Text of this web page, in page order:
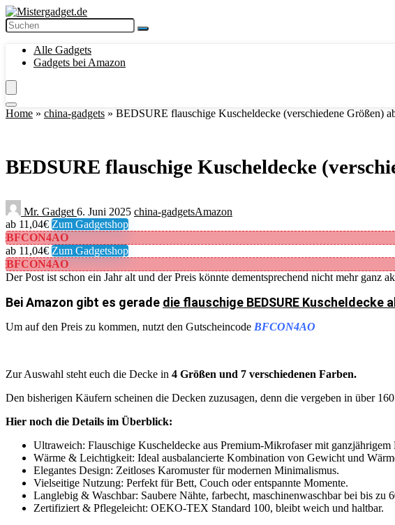
Alle Gadgets
Gadgets bei Amazon
Home » china-gadgets » BEDSURE flauschige Kuscheldecke (verschiedene Größen)
BEDSURE flauschige Kuscheldecke
Mr. Gadget 6. Juni 2025 china-gadgetsAmazon
ab 11,04€ Zum Gadgetshop
BFCON4AO
ab 11,04€ Zum Gadgetshop
BFCON4AO
Der Post ist schon ein Jahr alt und der Preis könnte dementsprechend nicht mehr ganz
Bei Amazon gibt es gerade die flauschige BEDSURE Kuscheldecke
Um auf den Preis zu kommen, nutzt den Gutscheincode BFCON4AO
Zur Auswahl steht euch die Decke in 4 Größen und 7 verschiedenen Farben.
Den bisherigen Käufern scheinen die Decken zuzusagen, denn die vergeben in über
Hier noch die Details im Überblick:
Ultraweich: Flauschige Kuscheldecke aus Premium-Mikrofaser mit
Wärme & Leichtigkeit: Ideal ausbalancierte Kombination von Gewicht und
Elegantes Design: Zeitloses Karomuster für modernen Minimalismus.
Vielseitige Nutzung: Perfekt für Bett, Couch oder entspannte Momente.
Langlebig & Waschbar: Saubere Nähte, farbecht, maschinenwaschbar bei bis zu
Zertifiziert & Pflegeleicht: OEKO-TEX Standard 100, bleibt weich und haltbar.